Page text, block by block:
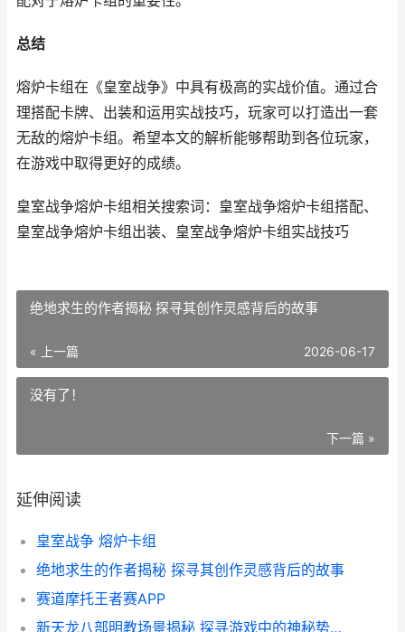
总结
熔炉卡组在《皇室战争》中具有极高的实战价值。通过合
理搭配卡牌、出装和运用实战技巧，玩家可以打造出一套
无敌的熔炉卡组。希望本文的解析能够帮助到各位玩家，
在游戏中取得更好的成绩。
皇室战争熔炉卡组相关搜索词：皇室战争熔炉卡组搭配、
皇室战争熔炉卡组出装、皇室战争熔炉卡组实战技巧
绝地求生的作者揭秘 探寻其创作灵感背后的故事
« 上一篇 2026-06-17
没有了！
下一篇 »
延伸阅读
皇室战争 熔炉卡组
绝地求生的作者揭秘 探寻其创作灵感背后的故事
赛道摩托王者赛APP
新天龙八部明教场景揭秘 探寻游戏中的神秘势力与装备攻略